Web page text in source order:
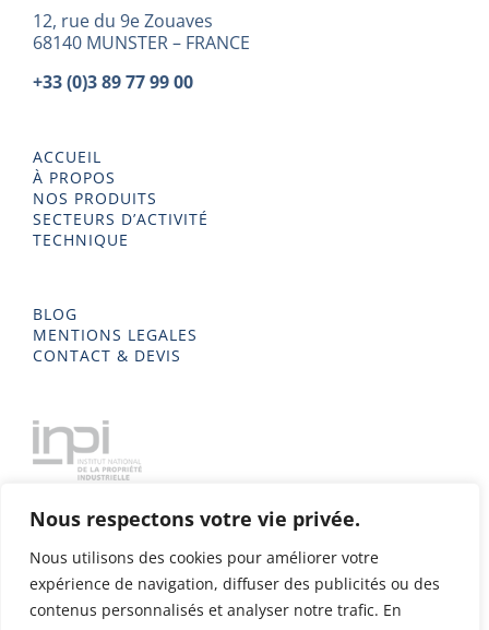
Nous respectons votre vie privée.
Nous utilisons des cookies pour améliorer votre
expérience de navigation, diffuser des publicités ou des
contenus personnalisés et analyser notre trafic. En
12, rue du 9e Zouaves
68140 MUNSTER – FRANCE
+33 (0)3 89 77 99 00
ACCUEIL
À PROPOS
NOS PRODUITS
SECTEURS D’ACTIVITÉ
TECHNIQUE
BLOG
MENTIONS LEGALES
CONTACT & DEVIS